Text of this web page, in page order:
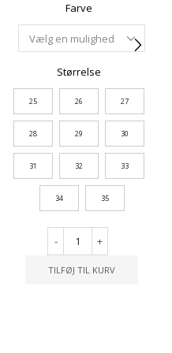
Farve
Størrelse
25 26 27
28 29 30
31 32 33
34 35
- +
TILFØJ TIL KURV